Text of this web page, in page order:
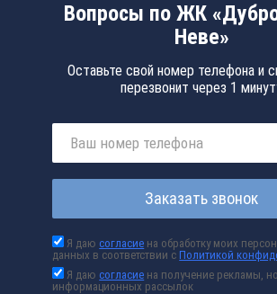
Вопросы по ЖК
Неве»
Оставьте свой номер телефона и
перезвонит через 1
Заказать звонок
Я даюсогласие на обработку моих
данных в соответствии сПолитикой
Я даюсогласие на получение рекламы,
информационных рассылок